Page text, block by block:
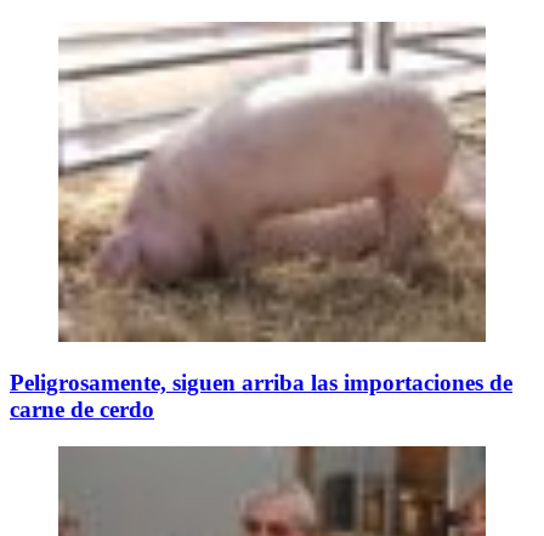
Peligrosamente, siguen arriba las importaciones de
carne de cerdo